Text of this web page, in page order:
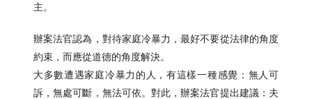
主。
辦案法官認為，對待家庭冷暴力，最好不要從法律的角度
約束，而應從道德的角度解決。
大多數遭遇家庭冷暴力的人，有這樣一種感覺：無人可
訴，無處可斷，無法可依。對此，辦案法官提出建議：夫